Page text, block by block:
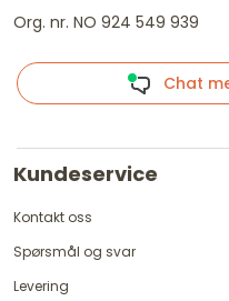
Org. nr. NO 924 549 939
Chat
Kundeservice
Kontakt oss
Spørsmål og svar
Levering